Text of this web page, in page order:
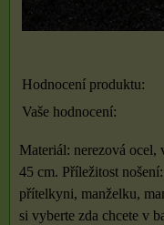
Hodnocení produktu:
Vaše hodnocení:
Materiál: nerezová
45 cm. Příležitost
přítelkyni, manželku,
si vyberte zda chcete v